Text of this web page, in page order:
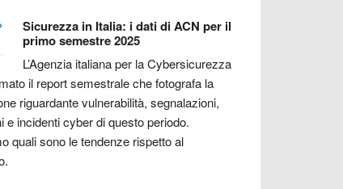
Sicurezza in Italia: i dati di ACN per il
primo semestre 2025
L’Agenzia italiana per la Cybersicurezza
il report semestrale che fotografa la
riguardante vulnerabilità, segnalazioni,
e incidenti cyber di questo periodo.
quali sono le tendenze rispetto al